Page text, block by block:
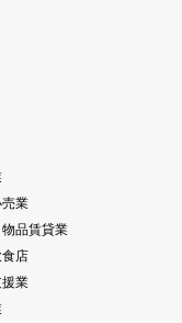
業
品賃貸業
店
業